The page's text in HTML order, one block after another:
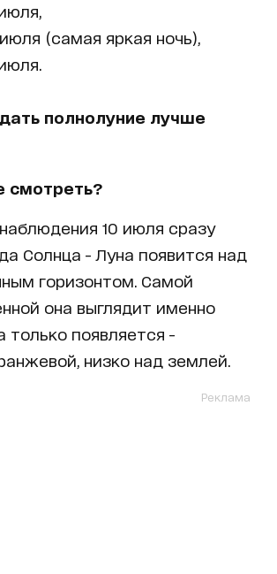
июля (самая яркая ночь),
полнолуние лучше
смотреть?
10 июля сразу
Солнца - Луна появится над
горизонтом. Самой
она выглядит именно
только появляется -
низко над землей.
Реклама